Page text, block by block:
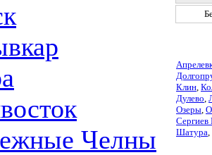
Челны
Клин
Дулево
Озеры
Сергиев
Шатура